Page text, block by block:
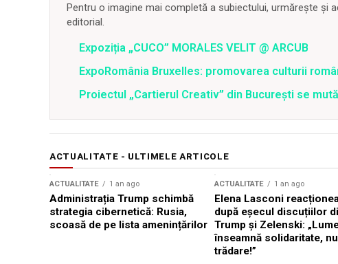
Pentru o imagine mai completă a subiectului, urmărește și
editorial.
Expoziția „CUCO” MORALES VELIT @ ARCUB
ExpoRomânia Bruxelles: promovarea culturii
Proiectul „Cartierul Creativ” din București se
ACTUALITATE - ULTIMELE ARTICOLE
ACTUALITATE 1 an ago
Administrația Trump schimbă
strategia cibernetică: Rusia,
scoasă de pe lista amenințărilor
ACTUALITATE 1 an ago
Elena Lasconi
după eșecul discuțiilor
Trump și Zelenski:
înseamnă solidaritate, nu
trădare!”